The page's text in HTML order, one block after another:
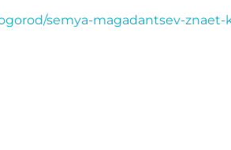
semya-magadantsev-